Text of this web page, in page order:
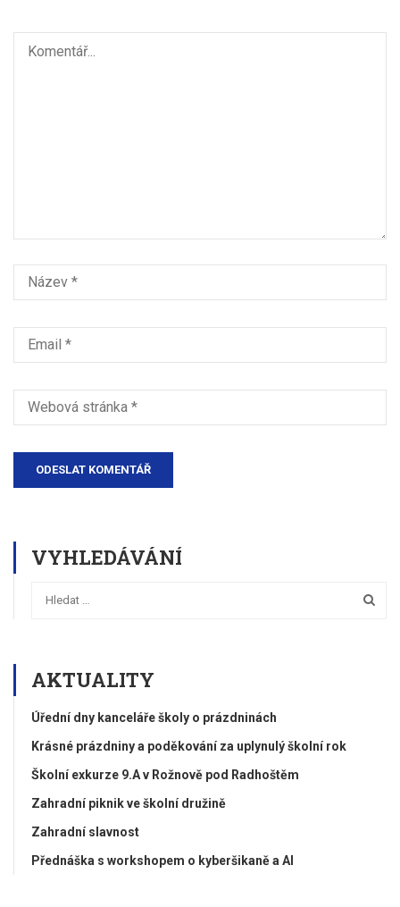
VYHLEDÁVÁNÍ
AKTUALITY
Úřední dny kanceláře školy o prázdninách
Krásné prázdniny a poděkování za uplynulý školní rok
Školní exkurze 9.A v Rožnově pod Radhoštěm
Zahradní piknik ve školní družině
Zahradní slavnost
Přednáška s workshopem o kyberšikaně a AI